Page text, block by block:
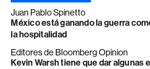
Juan Pablo Spinetto
México está ganando la guerra
la hospitalidad
Editores de Bloomberg Opinion
Kevin Warsh tiene que dar algunas